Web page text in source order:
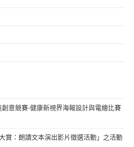
創意競賽-健康新視界海報設計與電繪比賽
賞：朗讀文本演出影片徵選活動」之活動